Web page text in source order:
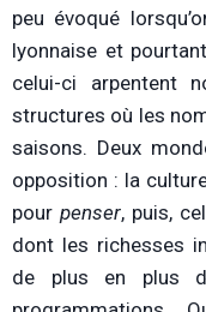
peu évoqué
lyonnaise et
celui-ci arpentent
structures où les
saisons. Deux
opposition : la
pour penser, puis,
dont les richesses
de plus en plus